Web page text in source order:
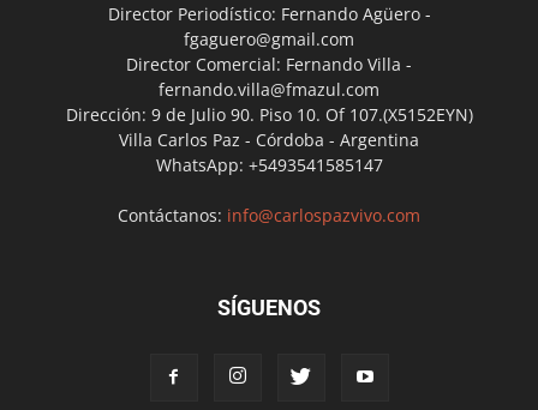
Director Periodístico: Fernando Agüero -
fgaguero@gmail.com
Director Comercial: Fernando Villa -
fernando.villa@fmazul.com
Dirección: 9 de Julio 90. Piso 10. Of 107.(X5152EYN)
Villa Carlos Paz - Córdoba - Argentina
WhatsApp: +5493541585147
Contáctanos: info@carlospazvivo.com
SÍGUENOS